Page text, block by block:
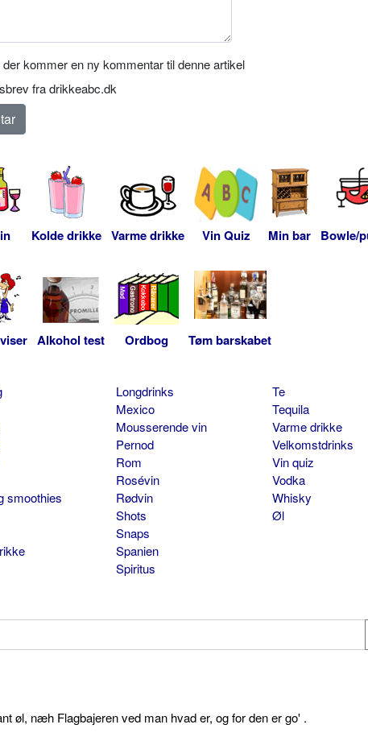
kommer en ny kommentar til denne artikel
fra drikkeabc.dk
Kolde drikke Varme drikke Vin Quiz Min bar Bowle/
Alkohol test Ordbog Tøm barskabet
smoothies
Longdrinks
Mexico
Mousserende vin
Pernod
Rom
Rosévin
Rødvin
Shots
Snaps
Spanien
Spiritus
Te
Tequila
Varme drikke
Velkomstdrinks
Vin quiz
Vodka
Whisky
Øl
øl, næh Flagbajeren ved man hvad er, og for den er go' .